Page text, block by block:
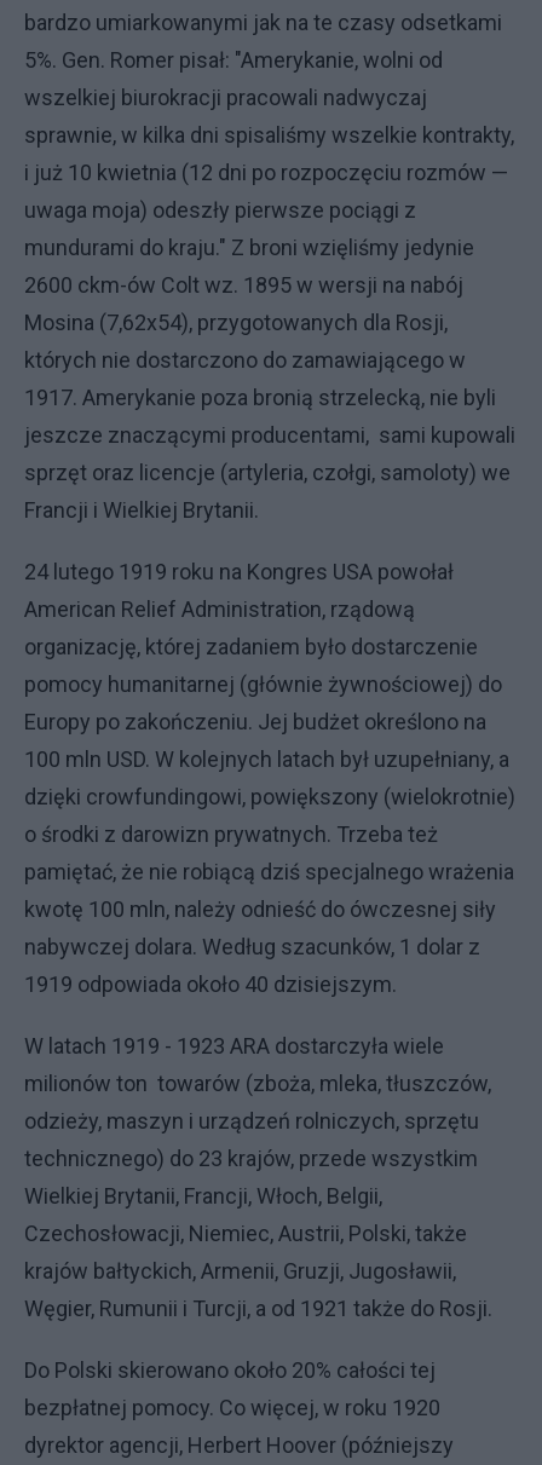
bardzo umiarkowanymi jak na te czasy odsetkami
5%. Gen. Romer pisał: "Amerykanie, wolni od
wszelkiej biurokracji pracowali nadwyczaj
sprawnie, w kilka dni spisaliśmy wszelkie kontrakty,
i już 10 kwietnia (12 dni po rozpoczęciu rozmów —
uwaga moja) odeszły pierwsze pociągi z
mundurami do kraju." Z broni wzięliśmy jedynie
2600 ckm-ów Colt wz. 1895 w wersji na nabój
Mosina (7,62x54), przygotowanych dla Rosji,
których nie dostarczono do zamawiającego w
1917. Amerykanie poza bronią strzelecką, nie byli
jeszcze znaczącymi producentami, sami kupowali
sprzęt oraz licencje (artyleria, czołgi, samoloty) we
Francji i Wielkiej Brytanii.
24 lutego 1919 roku na Kongres USA powołał
American Relief Administration, rządową
organizację, której zadaniem było dostarczenie
pomocy humanitarnej (głównie żywnościowej) do
Europy po zakończeniu. Jej budżet określono na
100 mln USD. W kolejnych latach był uzupełniany, a
dzięki crowfundingowi, powiększony (wielokrotnie)
o środki z darowizn prywatnych. Trzeba też
pamiętać, że nie robiącą dziś specjalnego wrażenia
kwotę 100 mln, należy odnieść do ówczesnej siły
nabywczej dolara. Według szacunków, 1 dolar z
1919 odpowiada około 40 dzisiejszym.
W latach 1919 - 1923 ARA dostarczyła wiele
milionów ton towarów (zboża, mleka, tłuszczów,
odzieży, maszyn i urządzeń rolniczych, sprzętu
technicznego) do 23 krajów, przede wszystkim
Wielkiej Brytanii, Francji, Włoch, Belgii,
Czechosłowacji, Niemiec, Austrii, Polski, także
krajów bałtyckich, Armenii, Gruzji, Jugosławii,
Węgier, Rumunii i Turcji, a od 1921 także do Rosji.
Do Polski skierowano około 20% całości tej
bezpłatnej pomocy. Co więcej, w roku 1920
dyrektor agencji, Herbert Hoover (późniejszy